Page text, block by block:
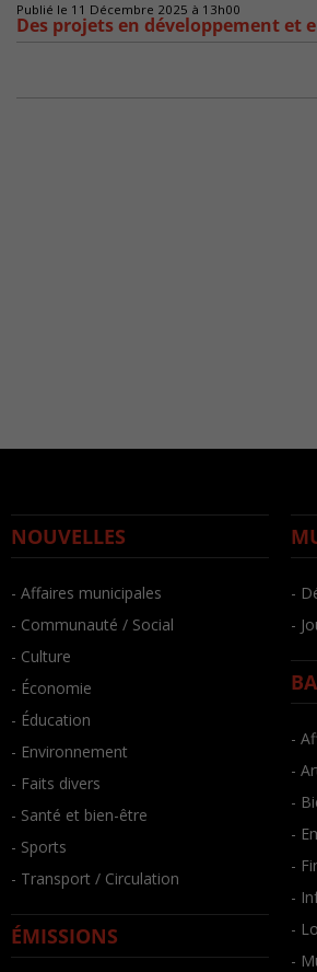
Publié le 11 Décembre 2025 à 13h00
Des projets en développement et
NOUVELLES
- Affaires municipales
- Communauté / Social
- Culture
- Économie
- Éducation
- Environnement
- Faits divers
- Santé et bien-être
- Sports
- Transport / Circulation
ÉMISSIONS
-
-
-
-
-
-
-
-
-
-